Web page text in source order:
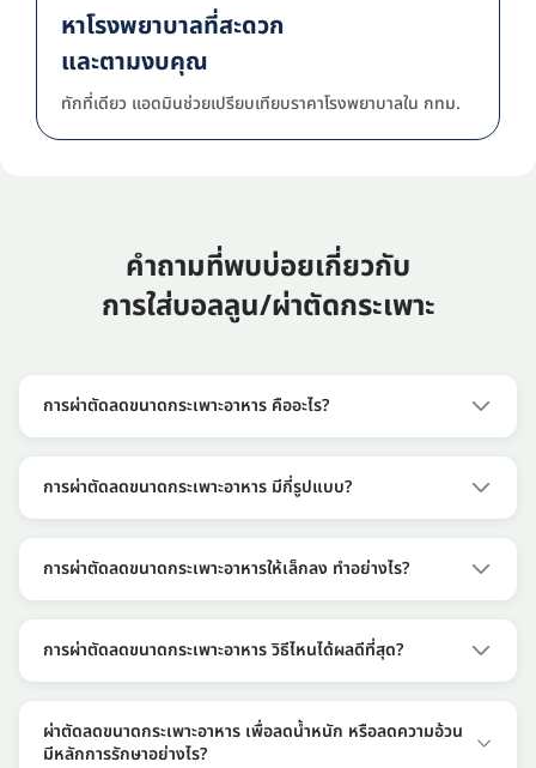
หาโรงพยาบาลที่สะดวก
และตามงบคุณ
ทักที่เดียว แอดมินช่วยเปรียบเทียบราคาโรงพยาบาลใน กทม.
คำถามที่พบบ่อยเกี่ยวกับ
การใส่บอลลูน/ผ่าตัดกระเพาะ
การผ่าตัดลดขนาดกระเพาะอาหาร คืออะไร?
กระเพาะอาหาร หรือโรคแผลในกระเพาะอาหารต่างๆ ที่จำเป็นต้อง
ผ่าตัดเอากระเพาะอาหารส่วนที่ไม่ดีออกไป ซึ่งผลที่ตามมาคือ ทำให้ผู้
หวาน หรือค่าระดับความดันโลหิตดีขึ้นอย่างเห็นได้ชัด จึงได้มีการ
ศึกษาอย่างจริงจัง แล้วนำมาใช้รักษาในผู้ที่เป็นโรคอ้วนในปัจจุบัน
การผ่าตัดลดขนาดกระเพาะอาหาร มีกี่รูปแบบ?
ผ่าตัดลดขนาดกระเพาะอาหารให้เล็กลง และผ่าตัดบายพาส
การผ่าตัดลดขนาดกระเพาะอาหารให้เล็กลง ทำอย่างไร?
ห่วงรัดให้เล็กลง” แต่ไม่นิยม เพราะเสี่ยงต่อการผ่าตัดซ้ำ การเกิด
แผลในกระเพาะอาหาร หรือห่วงกินเนื้อเยื่อกระเพาะอาหาร และ “การ
ผ่าตัดลดขนาดกระเพาะอาหารมาตรฐาน
การผ่าตัดลดขนาดกระเพาะอาหาร วิธีไหนได้ผลดีที่สุด?
แต่สามารถทำร่วมกันได้ เพื่อเพิ่มประสิทธิภาพในผลการรักษา ทั้งนี้
ควรปรึกษาแพทย์เพิ่มเติมเพื่อวางแผนการรักษาที่เหมาะสมกับผู้เข้า
ผ่าตัดลดขนาดกระเพาะอาหาร เพื่อลดน้ำหนัก หรือลดความอ้วน
มีหลักการรักษาอย่างไร?